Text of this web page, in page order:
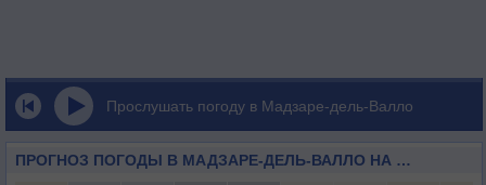
Прослушать погоду в Мадзаре-дель-Валло
ПРОГНОЗ ПОГОДЫ В МАДЗАРЕ-ДЕЛЬ-ВАЛЛО НА 3 ДНЯ